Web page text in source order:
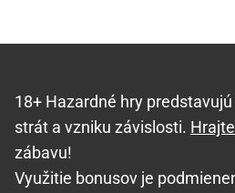
18+ Hazardné hry
strát a vzniku závislosti.
zábavu!
Využitie bonusov je